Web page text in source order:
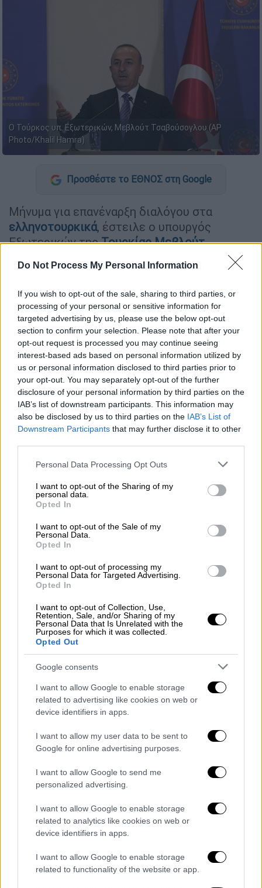
Do Not Process My Personal Information
If you wish to opt-out of the sale, sharing to third parties, or
processing of your personal or sensitive information for
targeted advertising by us, please use the below opt-out
section to confirm your selection. Please note that after your
opt-out request is processed you may continue seeing
interest-based ads based on personal information utilized by
us or personal information disclosed to third parties prior to
your opt-out. You may separately opt-out of the further
disclosure of your personal information by third parties on the
IAB’s list of downstream participants. This information may
also be disclosed by us to third parties on the IAB’s List of
Downstream Participants that may further disclose it to other
Please note that this website/app uses one or more Google
not limited to your visit or usage behaviour. You may click to
grant or deny consent to Google and its third-party tags to
use your data for below specified purposes in below Google
consent section.
Personal Data Processing Opt Outs
I want to opt-out of the Sharing of my
personal data.
Opted In
I want to opt-out of the Sale of my
Personal Data.
Opted In
I want to opt-out of processing my
Personal Data for Targeted Advertising.
Opted In
I want to opt-out of Collection, Use,
Retention, Sale, and/or Sharing of my
Personal Data that Is Unrelated with the
Purposes for which it was collected.
Opted Out
Google consents
I want to allow Google to enable storage
related to advertising like cookies on web or
device identifiers in apps.
I want to allow my user data to be sent to
Google for online advertising purposes.
I want to allow Google to send me
personalized advertising.
I want to allow Google to enable storage
related to analytics like cookies on web or
device identifiers in apps.
I want to allow Google to enable storage
related to functionality of the website or app.
Ο Τούρκος υπ. Εξωτερικών, Μεβλούτ Τσαβούσογλου (AP
Photo/Khalil Hamra)
Προσθέστε το ΕΘΝΟΣ στη Google
Μήνυμα για επανέναρξη διαλόγου στα
ελληνοτουρκικά, έστειλε ο υπουργός
Εξωτερικών τηςΤουρκίαςΜεβλούτ
, ο οποίος ωστόσο απείλησε
εμμέσως με… νέα όξυνση της έντασης.
Μιλώντας στοHabeturk , ο επικεφαλής της
τουρκικής διπλωματίας, σημείωσε
χαρακτηριστικά: «Ηρεμήσαμε μετά τον
σεισμό με την Ελλάδα. Αλλά δε πρέπει να
είμαστε είσαι αφελείς. Πρέπει να
αξιολογήσουμε καλά αυτή την ατμόσφαιρα,
να αναβιώσουμε τον μηχανισμό
διερευνητικών συνομιλιών μετά τις
εκλογές, να μιλήσουμε για το πώς θα τα
λύσουμε και να κάνουμε συγκεκριμένα
βήματα».
«Υπάρχουν πολλά αντικρουόμενα ζητήματα
που είναι αλληλένδετα. Εάν αυτά δεν
επιλυθούν,η ένταση μπορεί να ξεκινήσει ανά
πάσα στιγμή, δυστυχώς
. Είμαστε πάντα
έτοιμοι να συζητήσουμε αυτά τα θέματα
μέσω του διαλόγου και της διπλωματίας»,
κατέληξε.
ΟΛΕΣ ΟΙ ΕΙΔΗΣΕΙΣ
Πώς κατάφεραν να εντοπίσουν τον
βασικό ύποπτο – Όσα γνωρίζουμε μέχρι
στιγμής
Απίστευτο αλλά αληθινό: 50χρονη
αθλήτρια στην Ισπανία έμεινε σε σπηλιά
βάθους 70 μέτρων για 500 ολόκληρες
μέρες